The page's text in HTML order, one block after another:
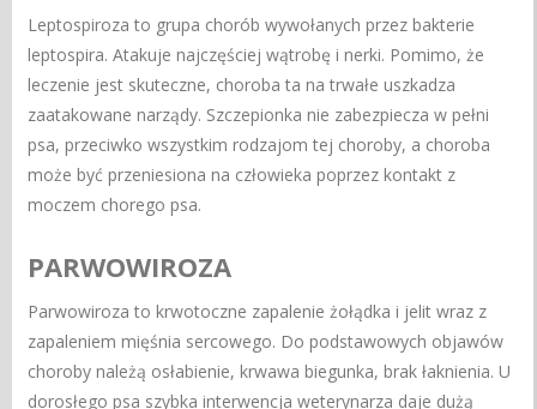
Leptospiroza to grupa chorób wywołanych przez bakterie
leptospira. Atakuje najczęściej wątrobę i nerki. Pomimo, że
leczenie jest skuteczne, choroba ta na trwałe uszkadza
zaatakowane narządy. Szczepionka nie zabezpiecza w pełni
psa, przeciwko wszystkim rodzajom tej choroby, a choroba
może być przeniesiona na człowieka poprzez kontakt z
moczem chorego psa.
PARWOWIROZA
Parwowiroza to krwotoczne zapalenie żołądka i jelit wraz z
zapaleniem mięśnia sercowego. Do podstawowych objawów
choroby należą osłabienie, krwawa biegunka, brak łaknienia. U
dorosłego psa szybka interwencja weterynarza daje dużą